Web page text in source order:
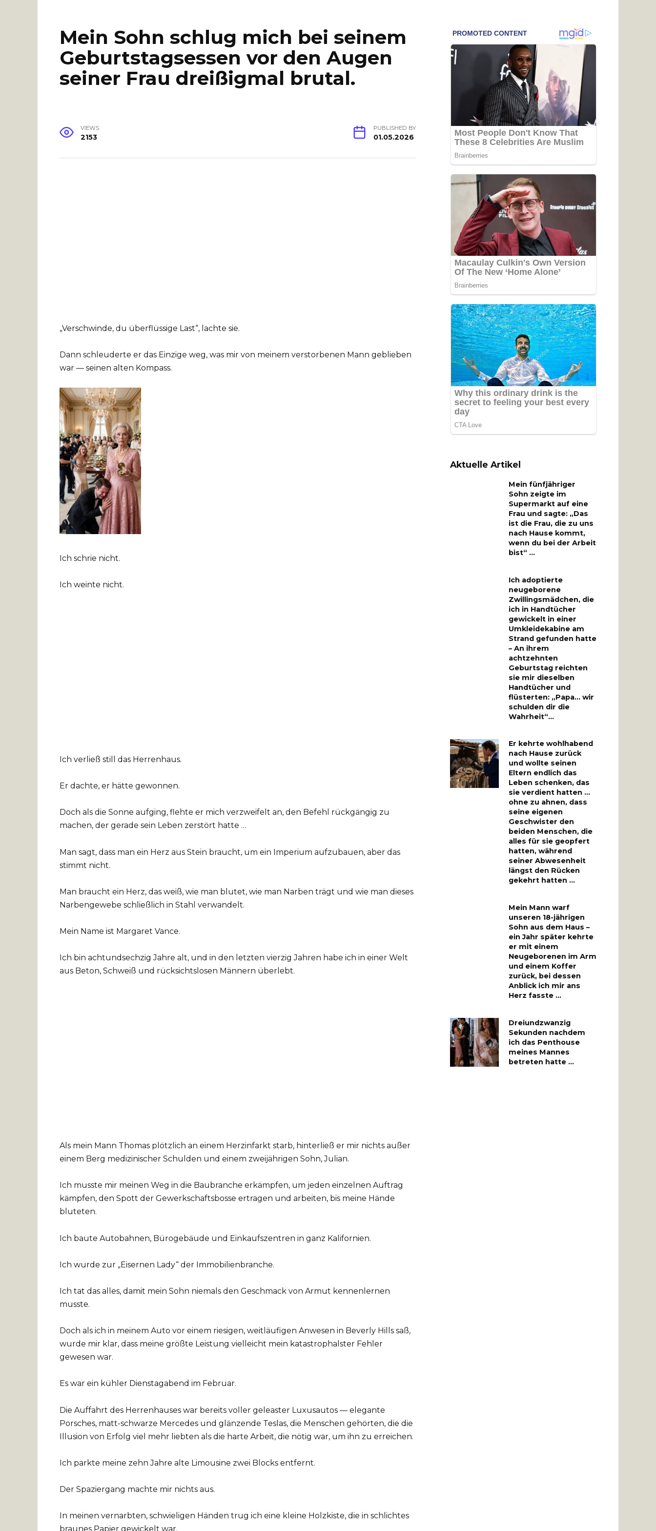
Mein Sohn schlug mich bei seinem
Geburtstagsessen vor den Augen
seiner Frau dreißigmal brutal.
VIEWS
2153
PUBLISHED BY
01.05.2026
„Verschwinde, du überflüssige Last“, lachte sie.
Dann schleuderte er das Einzige weg, was mir von meinem verstorbenen Mann geblieben
war — seinen alten Kompass.
Ich schrie nicht.
Ich weinte nicht.
Ich verließ still das Herrenhaus.
Er dachte, er hätte gewonnen.
Doch als die Sonne aufging, flehte er mich verzweifelt an, den Befehl rückgängig zu
machen, der gerade sein Leben zerstört hatte …
Man sagt, dass man ein Herz aus Stein braucht, um ein Imperium aufzubauen, aber das
stimmt nicht.
Man braucht ein Herz, das weiß, wie man blutet, wie man Narben trägt und wie man dieses
Narbengewebe schließlich in Stahl verwandelt.
Mein Name ist Margaret Vance.
Ich bin achtundsechzig Jahre alt, und in den letzten vierzig Jahren habe ich in einer Welt
aus Beton, Schweiß und rücksichtslosen Männern überlebt.
Als mein Mann Thomas plötzlich an einem Herzinfarkt starb, hinterließ er mir nichts außer
einem Berg medizinischer Schulden und einem zweijährigen Sohn, Julian.
Ich musste mir meinen Weg in die Baubranche erkämpfen, um jeden einzelnen Auftrag
kämpfen, den Spott der Gewerkschaftsbosse ertragen und arbeiten, bis meine Hände
bluteten.
Ich baute Autobahnen, Bürogebäude und Einkaufszentren in ganz Kalifornien.
Ich wurde zur „Eisernen Lady“ der Immobilienbranche.
Ich tat das alles, damit mein Sohn niemals den Geschmack von Armut kennenlernen
musste.
Doch als ich in meinem Auto vor einem riesigen, weitläufigen Anwesen in Beverly Hills saß,
wurde mir klar, dass meine größte Leistung vielleicht mein katastrophalster Fehler
gewesen war.
Es war ein kühler Dienstagabend im Februar.
Die Auffahrt des Herrenhauses war bereits voller geleaster Luxusautos — elegante
Porsches, matt-schwarze Mercedes und glänzende Teslas, die Menschen gehörten, die die
Illusion von Erfolg viel mehr liebten als die harte Arbeit, die nötig war, um ihn zu erreichen.
Ich parkte meine zehn Jahre alte Limousine zwei Blocks entfernt.
Der Spaziergang machte mir nichts aus.
In meinen vernarbten, schwieligen Händen trug ich eine kleine Holzkiste, die in schlichtes
braunes Papier gewickelt war.
Aktuelle Artikel
Mein fünfjähriger
Sohn zeigte im
Supermarkt auf eine
Frau und sagte: „Das
ist die Frau, die zu uns
nach Hause kommt,
wenn du bei der Arbeit
bist“ …
Ich adoptierte
neugeborene
Zwillingsmädchen, die
ich in Handtücher
gewickelt in einer
Umkleidekabine am
Strand gefunden hatte
– An ihrem
achtzehnten
Geburtstag reichten
sie mir dieselben
Handtücher und
flüsterten: „Papa… wir
schulden dir die
Wahrheit“…
Er kehrte wohlhabend
nach Hause zurück
und wollte seinen
Eltern endlich das
Leben schenken, das
sie verdient hatten …
ohne zu ahnen, dass
seine eigenen
Geschwister den
beiden Menschen, die
alles für sie geopfert
hatten, während
seiner Abwesenheit
längst den Rücken
gekehrt hatten …
Mein Mann warf
unseren 18-jährigen
Sohn aus dem Haus –
ein Jahr später kehrte
er mit einem
Neugeborenen im Arm
und einem Koffer
zurück, bei dessen
Anblick ich mir ans
Herz fasste …
Dreiundzwanzig
Sekunden nachdem
ich das Penthouse
meines Mannes
betreten hatte …